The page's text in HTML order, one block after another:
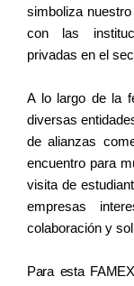
simboliza
con las
privadas en el
A lo largo de la
diversas
de alianzas
encuentro para
visita de
empresas
colaboración y
Para esta